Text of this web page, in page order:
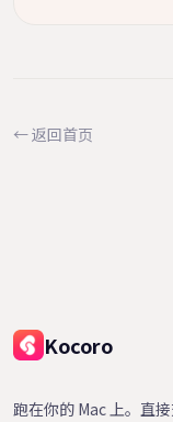
← 返回首页
Kocoro
跑在你的 Mac 上。直